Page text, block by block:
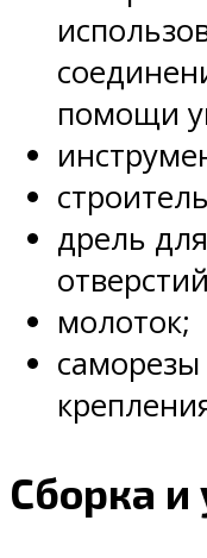
помощи
дрель
молоток;
Сборка и